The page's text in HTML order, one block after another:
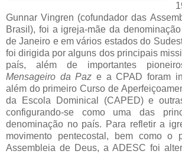
Gunnar Vingren (cofundador das
Brasil), foi a igreja-mãe da
de Janeiro e em vários estados do
foi dirigida por alguns dos principais
país, além de importantes
Mensageiro da Paz e a CPAD foram
além do primeiro Curso de
da Escola Dominical (CAPED) e
configurando-se como uma das
denominação no país. Para refletir a
movimento pentecostal, bem como o
Assembleia de Deus, a ADESC foi